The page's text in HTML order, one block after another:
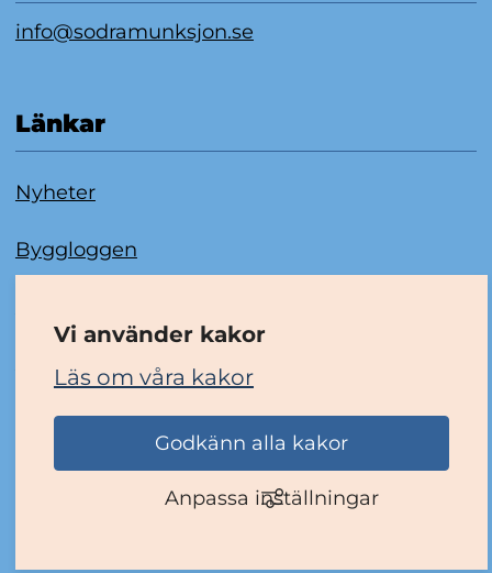
Vi använder kakor
Läs om våra kakor
Godkänn alla kakor
Anpassa inställningar
info@sodramunksjon.se
Länkar
Nyheter
Byggloggen
Tillgänglighetsredogörelse